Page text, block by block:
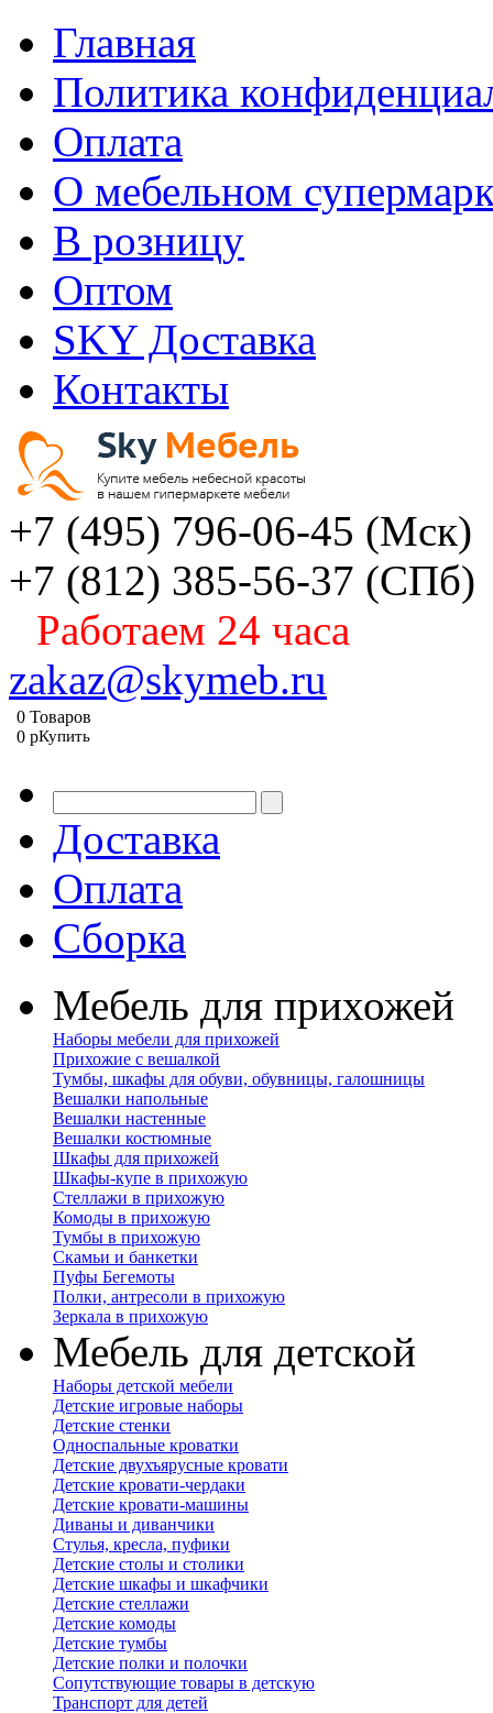
Главная
Политика
Оплата
О мебельном
В розницу
Оптом
SKY Доставка
Контакты
+7 (495) 796-06-45 (Мск)
+7 (812) 385-56-37 (СПб)
Работаем 24 часа
zakaz@skymeb.ru
0 Товаров
0 pКупить
Доставка
Оплата
Сборка
Мебель для прихожей
Наборы мебели для прихожей
Прихожие с вешалкой
Тумбы, шкафы для обуви, обувницы, галошницы
Вешалки напольные
Вешалки настенные
Вешалки костюмные
Шкафы для прихожей
Шкафы-купе в прихожую
Стеллажи в прихожую
Комоды в прихожую
Тумбы в прихожую
Скамьи и банкетки
Пуфы Бегемоты
Полки, антресоли в прихожую
Зеркала в прихожую
Мебель для детской
Наборы детской мебели
Детские игровые наборы
Детские стенки
Односпальные кроватки
Детские двухъярусные кровати
Детские кровати-чердаки
Детские кровати-машины
Диваны и диванчики
Стулья, кресла, пуфики
Детские столы и столики
Детские шкафы и шкафчики
Детские стеллажи
Детские комоды
Детские тумбы
Детские полки и полочки
Сопутствующие товары в детскую
Транспорт для детей